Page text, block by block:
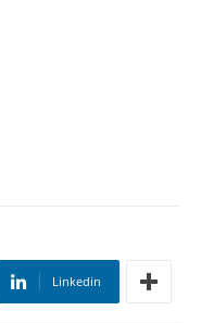
Linkedin